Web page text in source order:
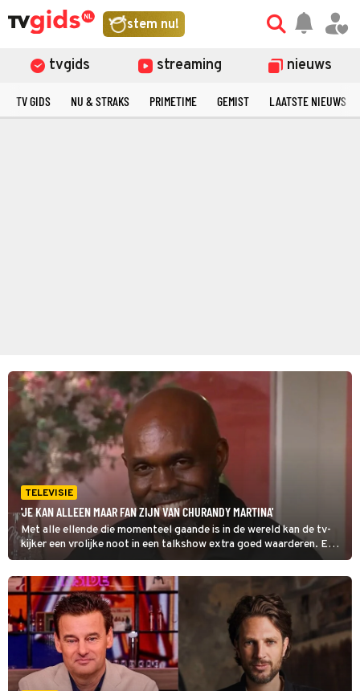
stem nu!
tvgids streaming nieuws
TV GIDS NU & STRAKS PRIMETIME GEMIST LAATSTE NIEUWS
TELEVISIE
'JE KAN ALLEEN MAAR FAN ZIJN VAN CHURANDY MARTINA'
Met alle ellende die momenteel gaande is in de wereld kan de tv-
kijker een vrolijke noot in een talkshow extra goed waarderen. En
precies daar zorgde oud-atleet Churandy Martina voor bij Vandaag
Inside: 'Je kan alleen maar fan van hem zijn.'